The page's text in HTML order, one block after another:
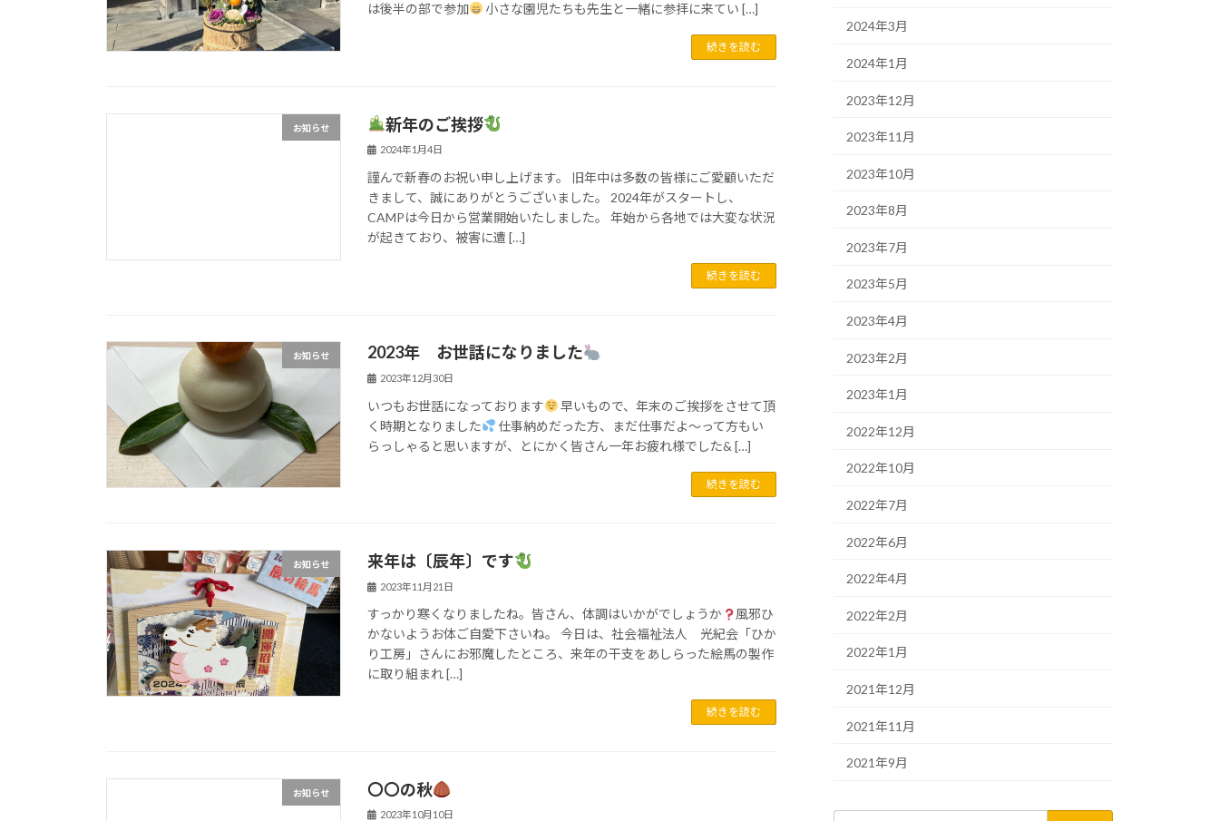
は後半の部で参加
小さな園児たちも先生と一緒に参拝に来てい […]
続きを読む
お知らせ 新年のご挨拶
2024年1月4日
謹んで新春のお祝い申し上げます。 旧年中は多数の皆様にご愛顧いただ
きまして、誠にありがとうございました。 2024年がスタートし、
CAMPは今日から営業開始いたしました。 年始から各地では大変な状況
が起きており、被害に遭 […]
続きを読む
お知らせ 2023年 お世話になりました
2023年12月30日
いつもお世話になっております
早いもので、年末のご挨拶をさせて頂
く時期となりました
仕事納めだった方、まだ仕事だよ～って方もい
らっしゃると思いますが、とにかく皆さん一年お疲れ様でした& […]
続きを読む
お知らせ 来年は〔辰年〕です
2023年11月21日
すっかり寒くなりましたね。皆さん、体調はいかがでしょうか
風邪ひ
かないようお体ご自愛下さいね。 今日は、社会福祉法人 光紀会「ひか
り工房」さんにお邪魔したところ、来年の干支をあしらった絵馬の製作
に取り組まれ […]
続きを読む
お知らせ 〇〇の秋
2023年10月10日
2024年3月
2024年1月
2023年12月
2023年11月
2023年10月
2023年8月
2023年7月
2023年5月
2023年4月
2023年2月
2023年1月
2022年12月
2022年10月
2022年7月
2022年6月
2022年4月
2022年2月
2022年1月
2021年12月
2021年11月
2021年9月